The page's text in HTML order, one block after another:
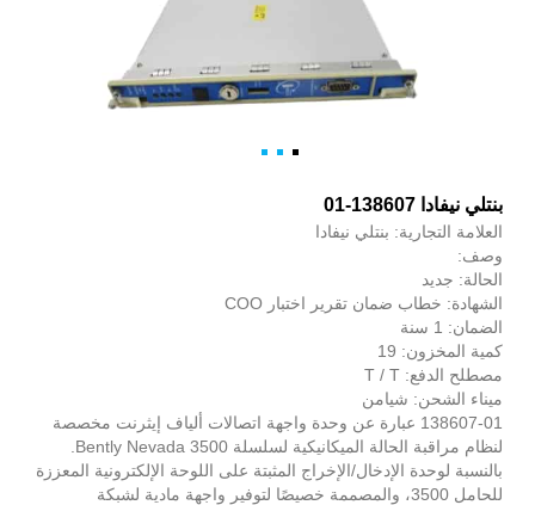
بنتلي نيفادا 138607-01
العلامة التجارية: بنتلي نيفادا
وصف:
الحالة: جديد
الشهادة: خطاب ضمان تقرير اختبار COO
الضمان: 1 سنة
كمية المخزون: 19
مصطلح الدفع: T / T
ميناء الشحن: شيامن
138607-01 عبارة عن وحدة واجهة اتصالات ألياف إيثرنت مخصصة
بالنسبة لوحدة الإدخال/الإخراج المثبتة على اللوحة الإلكترونية المعززة
للحامل 3500، والمصممة خصيصًا لتوفير واجهة مادية لشبكة